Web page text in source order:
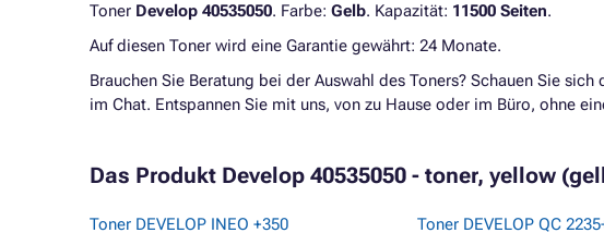
Toner Develop 40535050. Farbe: Gelb. Kapazität: 11500 Seiten.
Auf diesen Toner wird eine Garantie gewährt: 24 Monate.
Brauchen Sie Beratung bei der Auswahl des Toners? Schauen Sie sich
im Chat. Entspannen Sie mit uns, von zu Hause oder im Büro, ohne
Das Produkt Develop 40535050 - toner, yellow
Toner DEVELOP INEO +350
Toner DEVELOP QC